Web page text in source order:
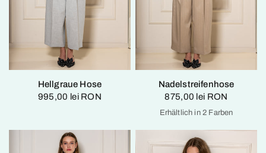
Hellgraue Hose
995,00 lei RON
Nadelstreifenhose
875,00 lei RON
Erhältlich in 2 Farben